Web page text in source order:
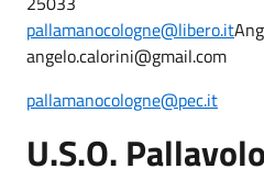
pallamanocologne@libero.it
angelo.calorini@gmail.com
pallamanocologne@pec.it
U.S.O.